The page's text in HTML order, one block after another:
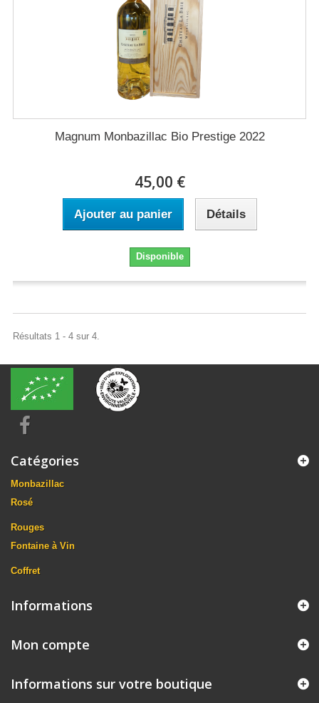
Magnum Monbazillac Bio Prestige 2022
45,00 €
Ajouter au panier Détails
Disponible
Résultats 1 - 4 sur 4.
Catégories
Monbazillac
Rosé
Rouges
Fontaine à Vin
Coffret
Informations
Mon compte
Informations sur votre boutique